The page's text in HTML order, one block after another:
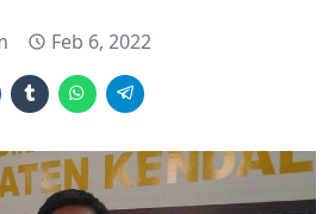
Feb 6, 2022